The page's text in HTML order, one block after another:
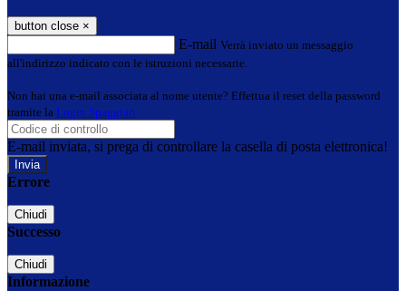
button close ×
E-mail Verrà inviato un messaggio
all'indirizzo indicato con le istruzioni necessarie.
Non hai una e-mail associata al nome utente? Effettua il reset della password
tramite la Login Spaggiari
E-mail inviata, si prega di controllare la casella di posta elettronica!
Errore
Chiudi
Successo
Chiudi
Informazione